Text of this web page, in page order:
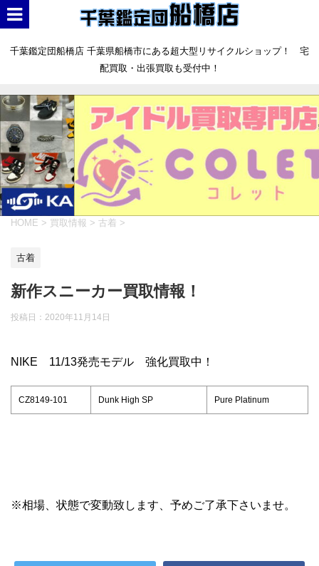
千葉鑑定団船橋店 千葉県船橋市にある超大型リサイクルショップ！ 宅
配買取・出張買取も受付中！
HOME > 買取情報 > 古着 >
古着
新作スニーカー買取情報！
投稿日： 2020年11月14日
NIKE 11/13発売モデル 強化買取中！
CZ8149-101 Dunk High SP Pure Platinum
※相場、状態で変動致します、予めご了承下さいませ。